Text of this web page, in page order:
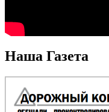
Наша Газета